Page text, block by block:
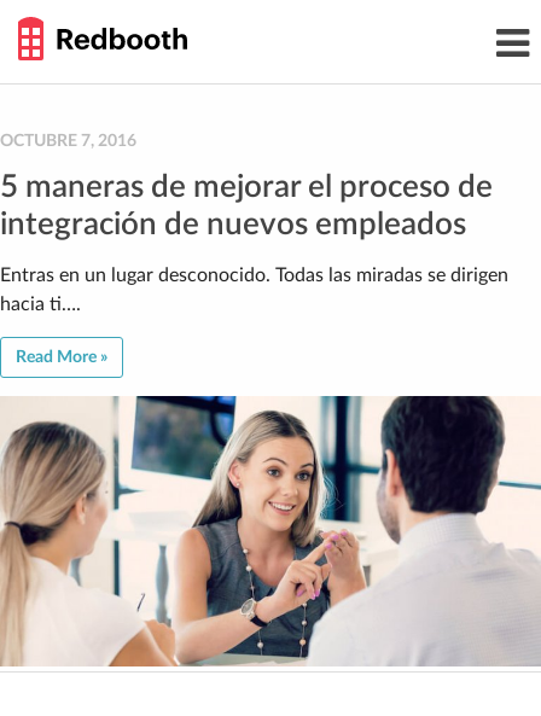
content
GUIDE
OCTUBRE 7, 2016
5 maneras de mejorar el proceso de
integración de nuevos empleados
Entras en un lugar desconocido. Todas las miradas se dirigen
hacia ti….
Read More »